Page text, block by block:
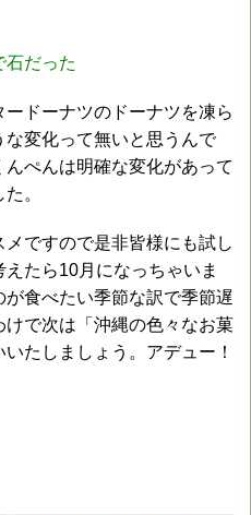
石だった
ドーナツのドーナツを凍ら
変化って無いと思うんで
ぺんは明確な変化があって
。
メですので是非皆様にも試し
たら10月になっちゃいま
食べたい季節な訳で季節遅
で次は「沖縄の色々なお菓
たしましょう。アデュー！